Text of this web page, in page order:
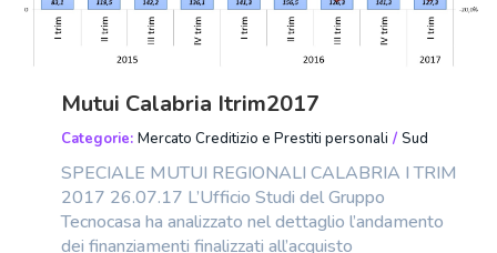
Mutui Calabria Itrim2017
Categorie: Mercato Creditizio e Prestiti personali / Sud
SPECIALE MUTUI REGIONALI CALABRIA I TRIM
2017 26.07.17 L’Ufficio Studi del Gruppo
Tecnocasa ha analizzato nel dettaglio l’andamento
dei finanziamenti finalizzati all’acquisto